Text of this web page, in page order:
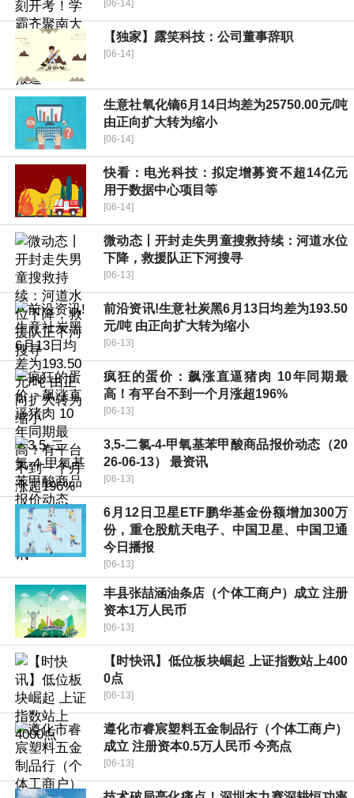
[06-14]
【独家】露笑科技：公司董事辞职
[06-14]
生意社氧化镝6月14日均差为25750.00元/吨
由正向扩大转为缩小
[06-14]
快看：电光科技：拟定增募资不超14亿元
用于数据中心项目等
[06-14]
微动态丨开封走失男童搜救持续：河道水位
下降，救援队正下河搜寻
[06-13]
前沿资讯!生意社炭黑6月13日均差为193.50
元/吨 由正向扩大转为缩小
[06-13]
疯狂的蛋价：飙涨直逼猪肉 10年同期最
高！有平台不到一个月涨超196%
[06-13]
3,5-二氯-4-甲氧基苯甲酸商品报价动态（20
26-06-13） 最资讯
[06-13]
6月12日卫星ETF鹏华基金份额增加300万
份，重仓股航天电子、中国卫星、中国卫通
今日播报
[06-13]
丰县张喆涵油条店（个体工商户）成立 注册
资本1万人民币
[06-13]
【时快讯】低位板块崛起 上证指数站上400
0点
[06-13]
遵化市睿宸塑料五金制品行（个体工商户）
成立 注册资本0.5万人民币 今亮点
[06-13]